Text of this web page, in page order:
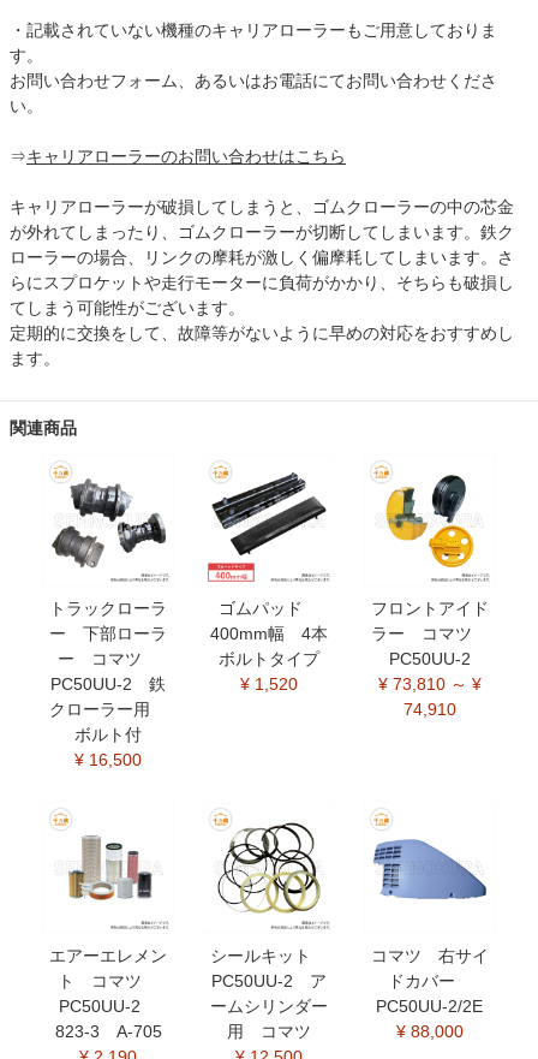
・記載されていない機種のキャリアローラーもご用意しておりま
す。
お問い合わせフォーム、あるいはお電話にてお問い合わせくださ
い。
⇒キャリアローラーのお問い合わせはこちら
キャリアローラーが破損してしまうと、ゴムクローラーの中の芯金
が外れてしまったり、ゴムクローラーが切断してしまいます。鉄ク
ローラーの場合、リンクの摩耗が激しく偏摩耗してしまいます。さ
らにスプロケットや走行モーターに負荷がかかり、そちらも破損し
てしまう可能性がございます。
定期的に交換をして、故障等がないように早めの対応をおすすめし
ます。
関連商品
トラックローラ
ー 下部ローラ
ー コマツ
PC50UU-2 鉄
クローラー用
ボルト付
¥ 16,500
ゴムパッド
400mm幅 4本
ボルトタイプ
¥ 1,520
フロントアイド
ラー コマツ
PC50UU-2
¥ 73,810 ～ ¥
74,910
エアーエレメン
ト コマツ
PC50UU-2
823-3 A-705
シールキット
PC50UU-2 ア
ームシリンダー
用 コマツ
コマツ 右サイ
ドカバー
PC50UU-2/2E
¥ 88,000